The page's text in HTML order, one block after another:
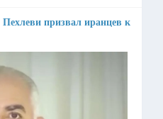
призвал иранцев к